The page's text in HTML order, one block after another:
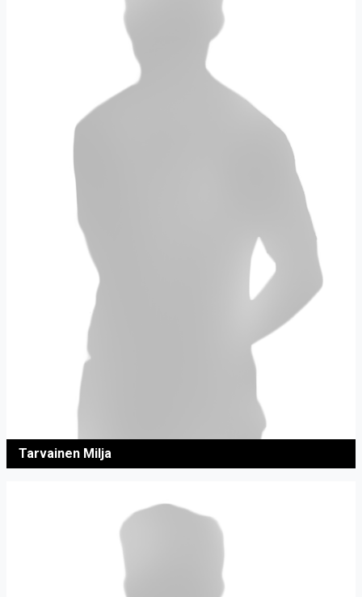
Tarvainen Milja